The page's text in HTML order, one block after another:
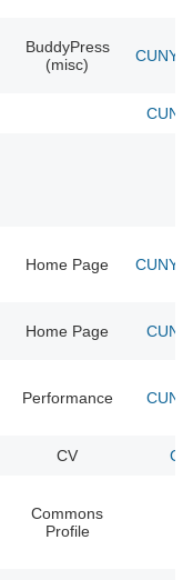
BuddyPress
(misc)
CUNY
Home Page CUNY
Home Page
Performance
CV
Commons
Profile